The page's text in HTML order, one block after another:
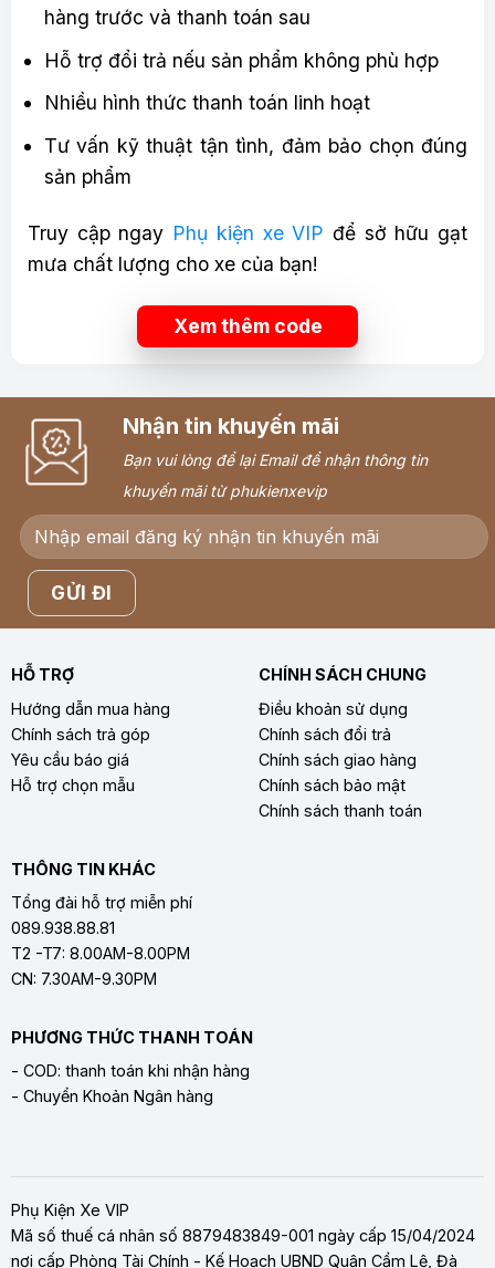
hàng trước và thanh toán sau
Hỗ trợ đổi trả nếu sản phẩm không phù hợp
Nhiều hình thức thanh toán linh hoạt
Tư vấn kỹ thuật tận tình, đảm bảo chọn đúng
sản phẩm
Truy cập ngay Phụ kiện xe VIP để sở hữu gạt
mưa chất lượng cho xe của bạn!
Xem thêm code
Nhận tin khuyến mãi
Bạn vui lòng để lại Email để nhận thông tin
khuyến mãi từ phukienxevip
HỖ TRỢ
Hướng dẫn mua hàng
Chính sách trả góp
Yêu cầu báo giá
Hỗ trợ chọn mẫu
CHÍNH SÁCH CHUNG
Điều khoản sử dụng
Chính sách đổi trả
Chính sách giao hàng
Chính sách bảo mật
Chính sách thanh toán
THÔNG TIN KHÁC
Tổng đài hỗ trợ miễn phí
089.938.88.81
T2 -T7: 8.00AM-8.00PM
CN: 7.30AM-9.30PM
PHƯƠNG THỨC THANH TOÁN
- COD: thanh toán khi nhận hàng
- Chuyển Khoản Ngân hàng
Phụ Kiện Xe VIP
Mã số thuế cá nhân số 8879483849-001 ngày cấp 15/04/2024
nơi cấp Phòng Tài Chính - Kế Hoạch UBND Quận Cẩm Lệ, Đà